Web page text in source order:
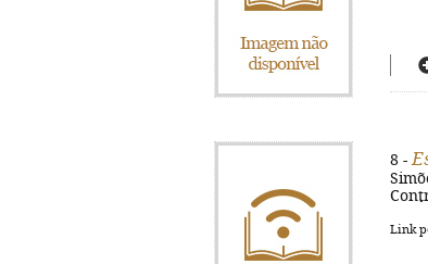
8 -
Link